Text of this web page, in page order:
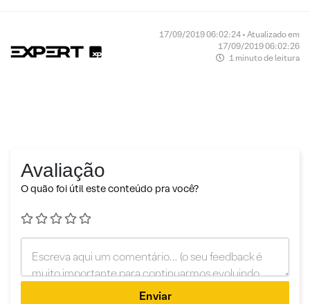
17/09/2019 06:02:24 • Atualizado em
17/09/2019 06:02:26
1 minuto de leitura
Avaliação
O quão foi útil este conteúdo pra você?
Enviar